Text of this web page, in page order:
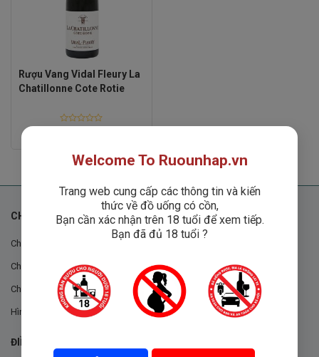
Rượu Vang Vidal Fleury La
Chatillonne Cote Rotie
CHÍNH SÁCH
Chính sách chung
Chính sách đổi trả
Chính sách mua hàng
Hình thức thanh toán
ĐIỀU KHOẢN VÀ CHÍNH SÁCH
Welcome To Ruounhap.vn
Trang web cung cấp các thông tin và kiến
thức về đồ uống có cồn,
Bạn cần xác nhận trên 18 tuổi để xem tiếp.
Bạn đã đủ 18 tuổi ?